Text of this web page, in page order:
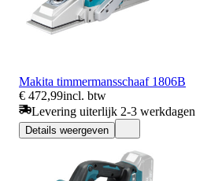
Makita timmermansschaaf 1806B
€ 472,99incl. btw
Levering uiterlijk 2-3 werkdagen
Details weergeven